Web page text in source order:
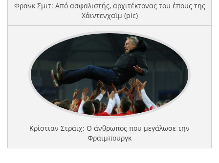
Φρανκ Σμιτ: Από ασφαλιστής, αρχιτέκτονας του έπους της
Χάιντενχαϊμ (pic)
Κρίστιαν Στράιχ: Ο άνθρωπος που μεγάλωσε την
Φράιμπουργκ